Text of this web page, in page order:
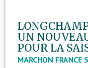
UN
POUR LA
MARCHON FRANCE